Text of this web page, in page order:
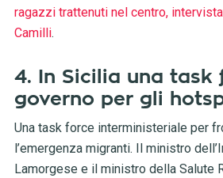
ragazzi trattenuti nel centro,
Camilli.
4. In Sicilia una task
governo per gli
Una task force interministeriale per
l’emergenza migranti. Il ministro
Lamorgese e il ministro della Salute